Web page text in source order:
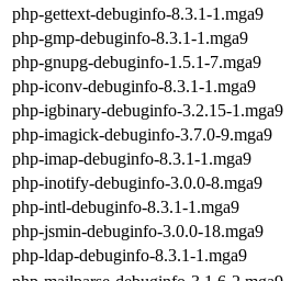
php-gettext-debuginfo-8.3.1-1.mga9
php-gmp-debuginfo-8.3.1-1.mga9
php-gnupg-debuginfo-1.5.1-7.mga9
php-iconv-debuginfo-8.3.1-1.mga9
php-igbinary-debuginfo-3.2.15-1.mga9
php-imagick-debuginfo-3.7.0-9.mga9
php-imap-debuginfo-8.3.1-1.mga9
php-inotify-debuginfo-3.0.0-8.mga9
php-intl-debuginfo-8.3.1-1.mga9
php-jsmin-debuginfo-3.0.0-18.mga9
php-ldap-debuginfo-8.3.1-1.mga9